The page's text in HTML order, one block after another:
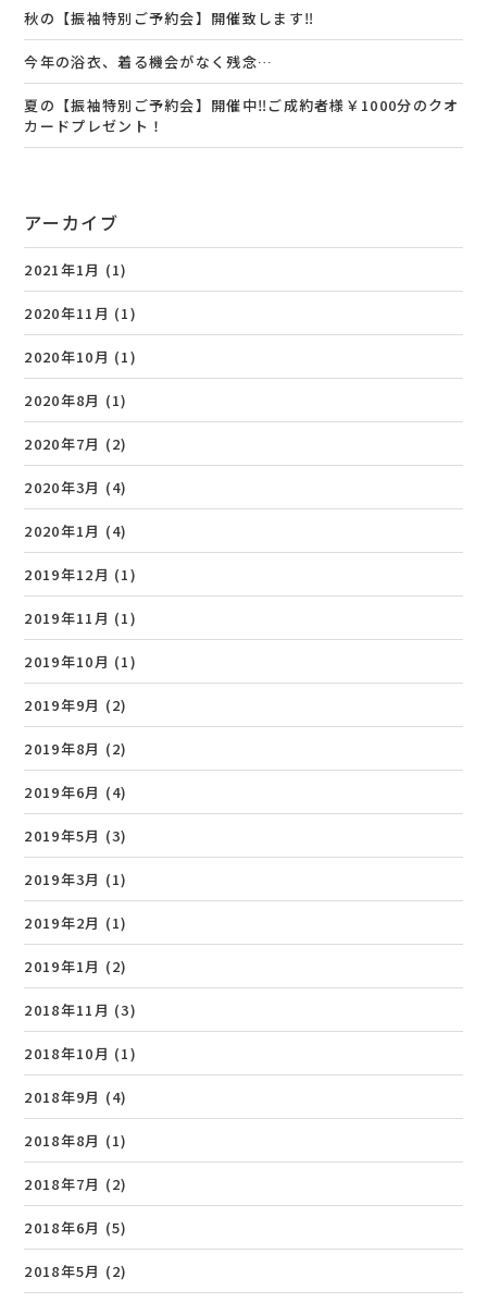
秋の【振袖特別ご予約会】開催致します‼️
今年の浴衣、着る機会がなく残念…
夏の【振袖特別ご予約会】開催中‼️ご成約者様￥1000分のクオ
カードプレゼント！
アーカイブ
2021年1月 (1)
2020年11月 (1)
2020年10月 (1)
2020年8月 (1)
2020年7月 (2)
2020年3月 (4)
2020年1月 (4)
2019年12月 (1)
2019年11月 (1)
2019年10月 (1)
2019年9月 (2)
2019年8月 (2)
2019年6月 (4)
2019年5月 (3)
2019年3月 (1)
2019年2月 (1)
2019年1月 (2)
2018年11月 (3)
2018年10月 (1)
2018年9月 (4)
2018年8月 (1)
2018年7月 (2)
2018年6月 (5)
2018年5月 (2)